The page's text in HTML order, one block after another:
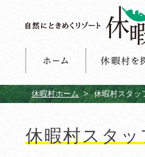
休暇村ホーム 休暇村スタッ
休暇村スタ